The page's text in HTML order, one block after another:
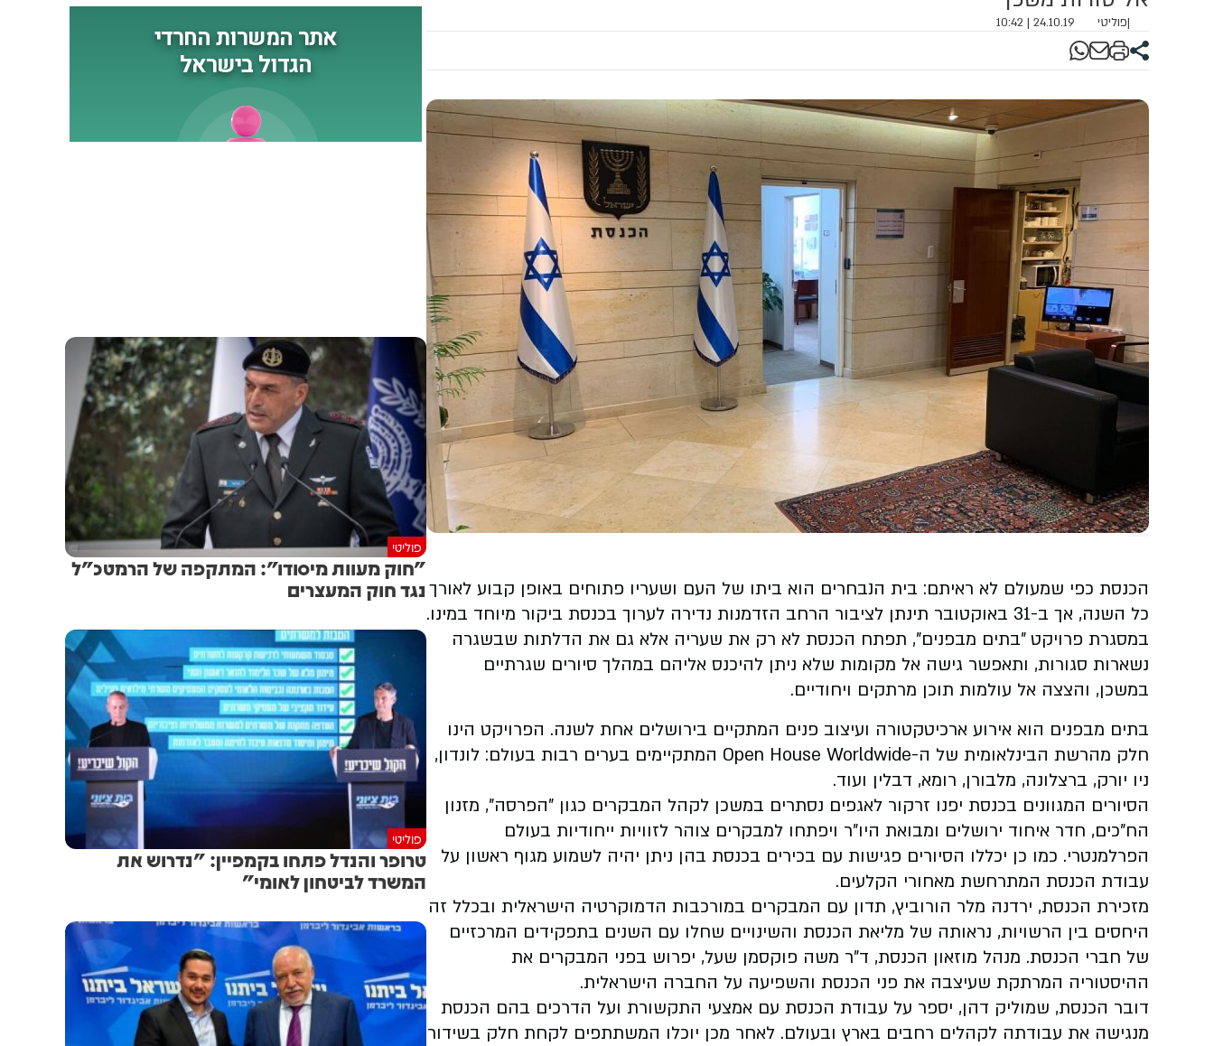
|פוליטי 24.10.19 | 10:42
הכנסת כפי שמעולם לא ראיתם: בית הנבחרים הוא ביתו של העם ושעריו פתוחים באופן קבוע לאורך
כל השנה, אך ב-31 באוקטובר תינתן לציבור הרחב הזדמנות נדירה לערוך בכנסת ביקור מיוחד במינו.
במסגרת פרויקט "בתים מבפנים", תפתח הכנסת לא רק את שעריה אלא גם את הדלתות שבשגרה
נשארות סגורות, ותאפשר גישה אל מקומות שלא ניתן להיכנס אליהם במהלך סיורים שגרתיים
במשכן, והצצה אל עולמות תוכן מרתקים ויחודיים.
בתים מבפנים הוא אירוע ארכיטקטורה ועיצוב פנים המתקיים בירושלים אחת לשנה. הפרויקט הינו
חלק מהרשת הבינלאומית של ה-Open House Worldwide המתקיימים בערים רבות בעולם: לונדון,
ניו יורק, ברצלונה, מלבורן, רומא, דבלין ועוד.
הסיורים המגוונים בכנסת יפנו זרקור לאגפים נסתרים במשכן לקהל המבקרים כגון "הפרסה", מזנון
הח"כים, חדר איחוד ירושלים ומבואת היו"ר ויפתחו למבקרים צוהר לזוויות ייחודיות בעולם
הפרלמנטרי. כמו כן יכללו הסיורים פגישות עם בכירים בכנסת בהן ניתן יהיה לשמוע מגוף ראשון על
עבודת הכנסת המתרחשת מאחורי הקלעים.
מזכירת הכנסת, ירדנה מלר הורוביץ, תדון עם המבקרים במורכבות הדמוקרטיה הישראלית ובכלל זה
היחסים בין הרשויות, נראותה של מליאת הכנסת והשינויים שחלו עם השנים בתפקידים המרכזיים
של חברי הכנסת. מנהל מוזאון הכנסת, ד"ר משה פוקסמן שעל, יפרוש בפני המבקרים את
ההיסטוריה המרתקת שעיצבה את פני הכנסת והשפיעה על החברה הישראלית.
דובר הכנסת, שמוליק דהן, יספר על עבודת הכנסת עם אמצעי התקשורת ועל הדרכים בהם הכנסת
מנגישה את עבודתה לקהלים רחבים בארץ ובעולם. לאחר מכן יוכלו המשתתפים לקחת חלק בשידור
פוליטי
"חוק מעוות מיסודו": המתקפה של הרמטכ"ל
נגד חוק המעצרים
פוליטי
טרופר והנדל פתחו בקמפיין: "נדרוש את
המשרד לביטחון לאומי"